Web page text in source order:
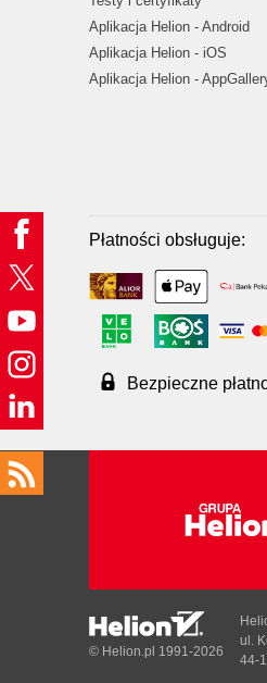
Aplikacja Helion - Android
Aplikacja Helion - iOS
Aplikacja Helion -
Płatności obsługuje:
Bezpieczne
© Helion.pl 1991-2026
ul.
44-